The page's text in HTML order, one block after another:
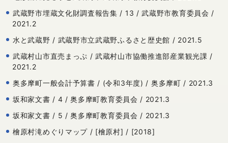
武蔵野市埋蔵文化財調査報告集 / 13 / 武蔵野市教育委員会 /
2021.2
水と武蔵野 / 武蔵野市立武蔵野ふるさと歴史館 / 2021.5
武蔵村山市直売まっぷ / 武蔵村山市協働推進部産業観光課 /
2021.2
奥多摩町一般会計予算書 / (令和3年度) / 奥多摩町 / 2021.3
坂和家文書 / 4 / 奥多摩町教育委員会 / 2021.3
坂和家文書 / 5 / 奥多摩町教育委員会 / 2021.3
檜原村滝めぐりマップ / [檜原村] / [2018]